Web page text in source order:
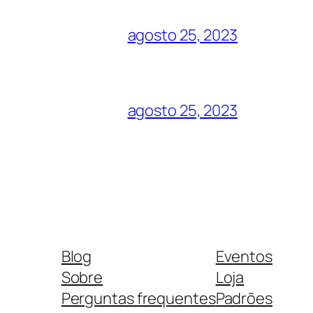
agosto 25, 2023
agosto 25, 2023
Blog
Sobre
Perguntas frequentes
Eventos
Loja
Padrões